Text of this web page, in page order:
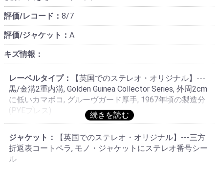
評価/レコード： 8/7
評価/ジャケット： A
キズ情報：
レーベルタイプ：
【英国でのステレオ・オリジナル】---
黒/金溝2重内溝, Golden Guinea Collector Series, 外周2cm
に低いカマボコ, グルーヴガード厚手, 1967年頃の製造分
(PYEプレス)
ジャケット：
【英国でのステレオ・オリジナル】---三方
折返表コートペラ, モノ・ジャケットにステレオ番号シー
ル